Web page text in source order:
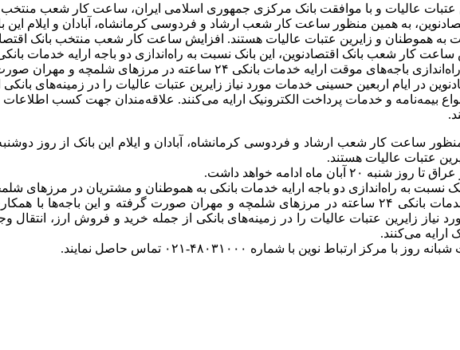
عتبات عالیات و با موافقت بانک مرکزی جمهوری اسلامی ایران، ساعت کار شعب
خدمت به هموطنان و زایرین عتبات عالیات هستند. افزایش ساعت کار شعب منتخب بانک
افزایش ساعت کار شعب بانک اقتصادنوین، این بانک نسبت به راه‌اندازی دو باجه ارایه خدمات
شلمچه و مهران اقدام کرده است. به همین منظور پیش‌بینی‌های لازم برای راه‌اندازی باجه‌های موقت ارایه
در ایام اربعین حسینی خدمات مورد نیاز زایرین عتبات عالیات را در زمینه‌های
بیمه‌نامه و خدمات پرداخت الکترونیک ارایه می‌کنند. علاقه‌مندان جهت کسب
عتبات عالیات هستند.
ادامه خواهد داشت.
نسبت به راه‌اندازی دو باجه ارایه خدمات بانکی به هموطنان و مشتریان در مرزهای
به همین منظور پیش‌بینی‌های لازم برای راه‌اندازی باجه‌های موقت ارایه خدمات بانکی ۲۴ ساعته در مرزهای شلمچه و مهران
نیاز زایرین عتبات عالیات را در زمینه‌های بانکی از جمله خرید و فروش ارز،
ارایه می‌کنند.
نوین با شماره ۴۸۰۳۱۰۰۰-۰۲۱ تماس حاصل نمایند.